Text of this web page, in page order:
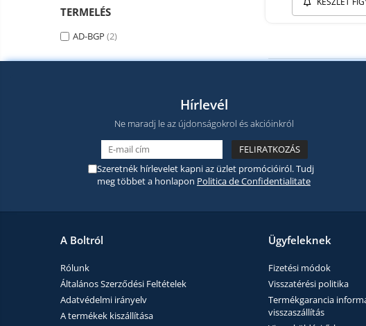
Gadgets
Smart Home
Az autó tartozékai
Hordozható hangszórók
állomások és napelemek
Elektromos járműtöltő
állomások
Android médialejátszó
TERMELÉS
AD-BGP (2)
Hírlevél
Ne maradj le az újdonságokrol és akcióinkról
Szeretnék hírlevelet kapni az üzlet promócióiról. Tudj
meg többet a honlapon Politica de Confidentialitate
A Boltról
Rólunk
Általános Szerződési Feltételek
Adatvédelmi irányelv
A termékek kiszállítása
Ügyfeleknek
Fizetési módok
Visszatérési politika
Termékgarancia
visszaszállítás